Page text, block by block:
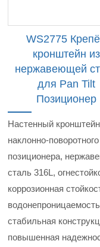
WS2775
кронштейн из
нержавеющей
для Pan Tilt
Позиционер
Настенный
наклонно-поворотного
позиционера,
сталь 316L,
коррозионная
стабильная
повышенная